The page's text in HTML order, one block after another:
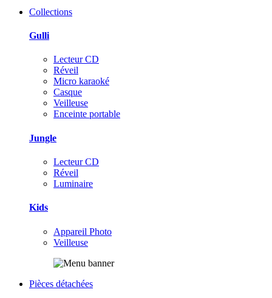
Collections
Gulli
Lecteur CD
Réveil
Micro karaoké
Casque
Veilleuse
Enceinte portable
Jungle
Lecteur CD
Réveil
Luminaire
Kids
Appareil Photo
Veilleuse
Pièces détachées